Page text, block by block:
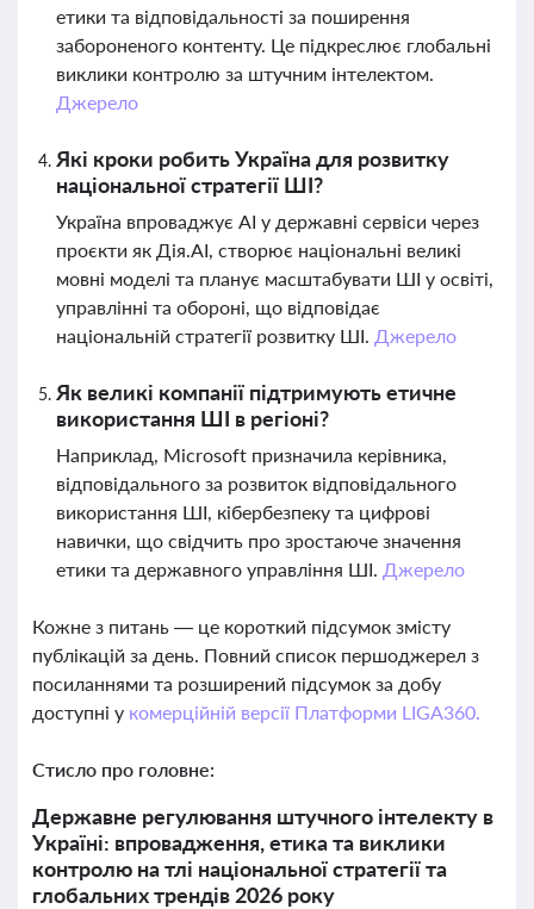
етики та відповідальності за поширення
забороненого контенту. Це підкреслює глобальні
виклики контролю за штучним інтелектом.
Джерело
Які кроки робить Україна для розвитку
національної стратегії ШІ?
Україна впроваджує AI у державні сервіси через
проєкти як Дія.АІ, створює національні великі
мовні моделі та планує масштабувати ШІ у освіті,
управлінні та обороні, що відповідає
національній стратегії розвитку ШІ. Джерело
Як великі компанії підтримують етичне
використання ШІ в регіоні?
Наприклад, Microsoft призначила керівника,
відповідального за розвиток відповідального
використання ШІ, кібербезпеку та цифрові
навички, що свідчить про зростаюче значення
етики та державного управління ШІ. Джерело
Кожне з питань — це короткий підсумок змісту
публікацій за день. Повний список першоджерел з
посиланнями та розширений підсумок за добу
доступні у комерційній версії Платформи LIGA360.
Стисло про головне:
Державне регулювання штучного інтелекту в
Україні: впровадження, етика та виклики
контролю на тлі національної стратегії та
глобальних трендів 2026 року